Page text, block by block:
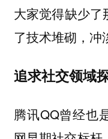
大家觉得缺少了
了技术堆砌，冲
追求社交领域
腾讯QQ曾经也